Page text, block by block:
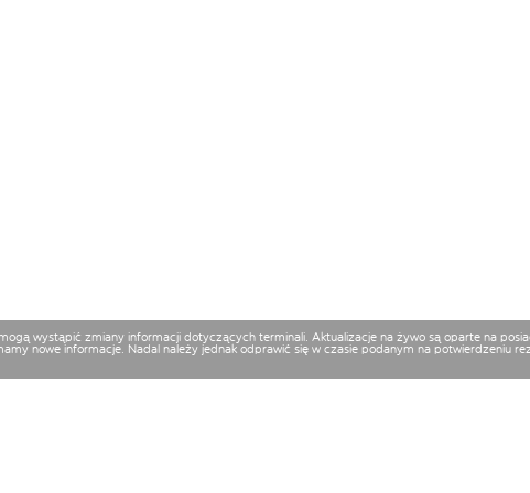
wystąpić zmiany informacji dotyczących terminali. Aktualizacje na żywo są oparte na
nowe informacje. Nadal należy jednak odprawić się w czasie podanym na potwierdzeniu